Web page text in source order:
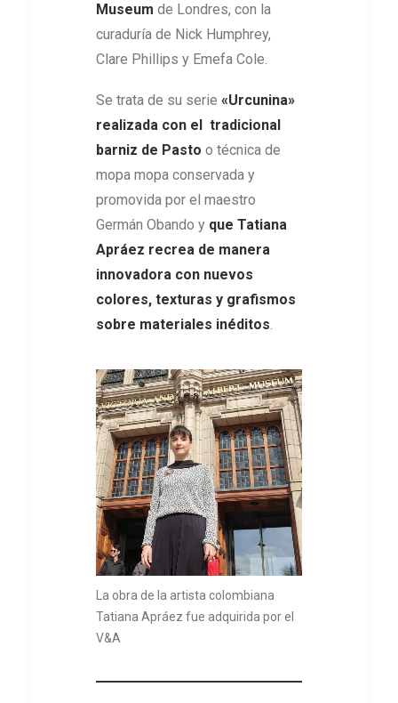
La obra de la artista colombiana
Tatiana Apráez fue adquirida por el
V&A
Museum de Londres, con la
curaduría de Nick Humphrey,
Clare Phillips y Emefa Cole.
Se trata de su serie «Urcunina»
realizada con el tradicional
barniz de Pasto o técnica de
mopa mopa conservada y
promovida por el maestro
Germán Obando y que Tatiana
Apráez recrea de manera
innovadora con nuevos
colores, texturas y grafismos
sobre materiales inéditos.